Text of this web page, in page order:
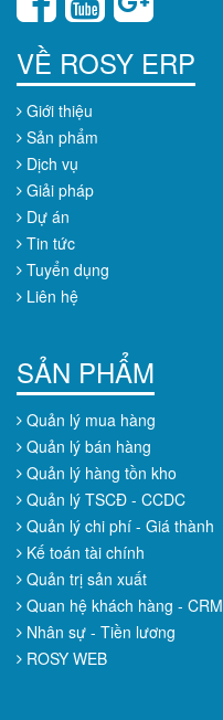
VỀ ROSY ERP
Giới thiệu
Sản phẩm
Dịch vụ
Giải pháp
Dự án
Tin tức
Tuyển dụng
Liên hệ
SẢN PHẨM
Quản lý mua hàng
Quản lý bán hàng
Quản lý hàng tồn kho
Quản lý TSCĐ - CCDC
Quản lý chi phí - Giá thành
Kế toán tài chính
Quản trị sản xuất
Quan hệ khách hàng - CRM
Nhân sự - Tiền lương
ROSY WEB